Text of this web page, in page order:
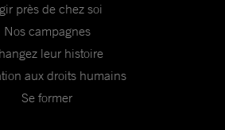
près de chez soi
Nos campagnes
leur histoire
aux droits humains
Se former